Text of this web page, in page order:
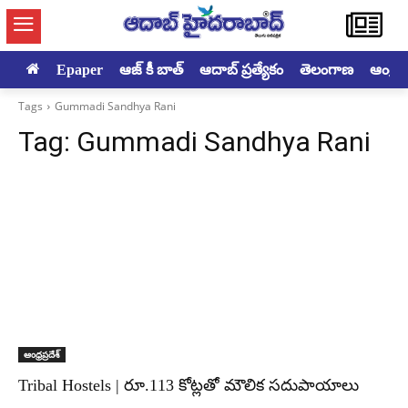
Epaper ఆజ్ కీ బాత్ ఆదాబ్ ప్రత్యేకం తెలంగాణ
Tags Gummadi Sandhya Rani
Tag: Gummadi Sandhya Rani
ఆంధ్రప్రదేశ్
Tribal Hostels | రూ.113 కోట్లతో మౌలిక సదుపాయాలు